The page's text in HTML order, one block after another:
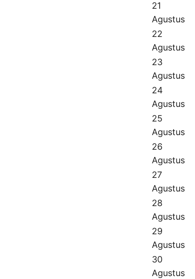
21
Agustus
22
Agustus
23
Agustus
24
Agustus
25
Agustus
26
Agustus
27
Agustus
28
Agustus
29
Agustus
30
Agustus